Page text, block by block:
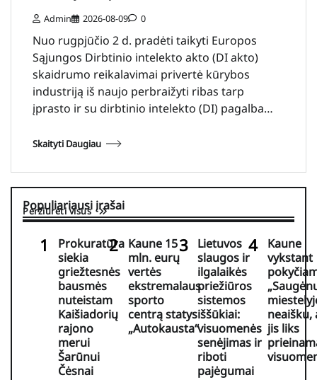
Admin 2026-08-09 0
Nuo rugpjūčio 2 d. pradėti taikyti Europos
Sąjungos Dirbtinio intelekto akto (DI akto)
skaidrumo reikalavimai privertė kūrybos
industriją iš naujo perbraižyti ribas tarp
įprasto ir su dirbtinio intelekto (DI) pagalba…
Skaityti Daugiau
Populiariausi įrašai
Peržiūrėti visus
Prokuratūra
siekia
griežtesnės
bausmės
nuteistam
Kaišiadorių
rajono
merui
Šarūnui
Čėsnai
Kaune 15
mln. eurų
vertės
ekstremalaus
sporto
centrą statys
„Autokausta“
Lietuvos
slaugos ir
ilgalaikės
priežiūros
sistemos
iššūkiai:
visuomenės
senėjimas ir
riboti
pajėgumai
Kaune
vykstant
neaišku,
jis liks